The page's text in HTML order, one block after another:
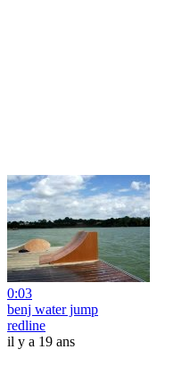
0:03
benj water jump
redline
il y a 19 ans